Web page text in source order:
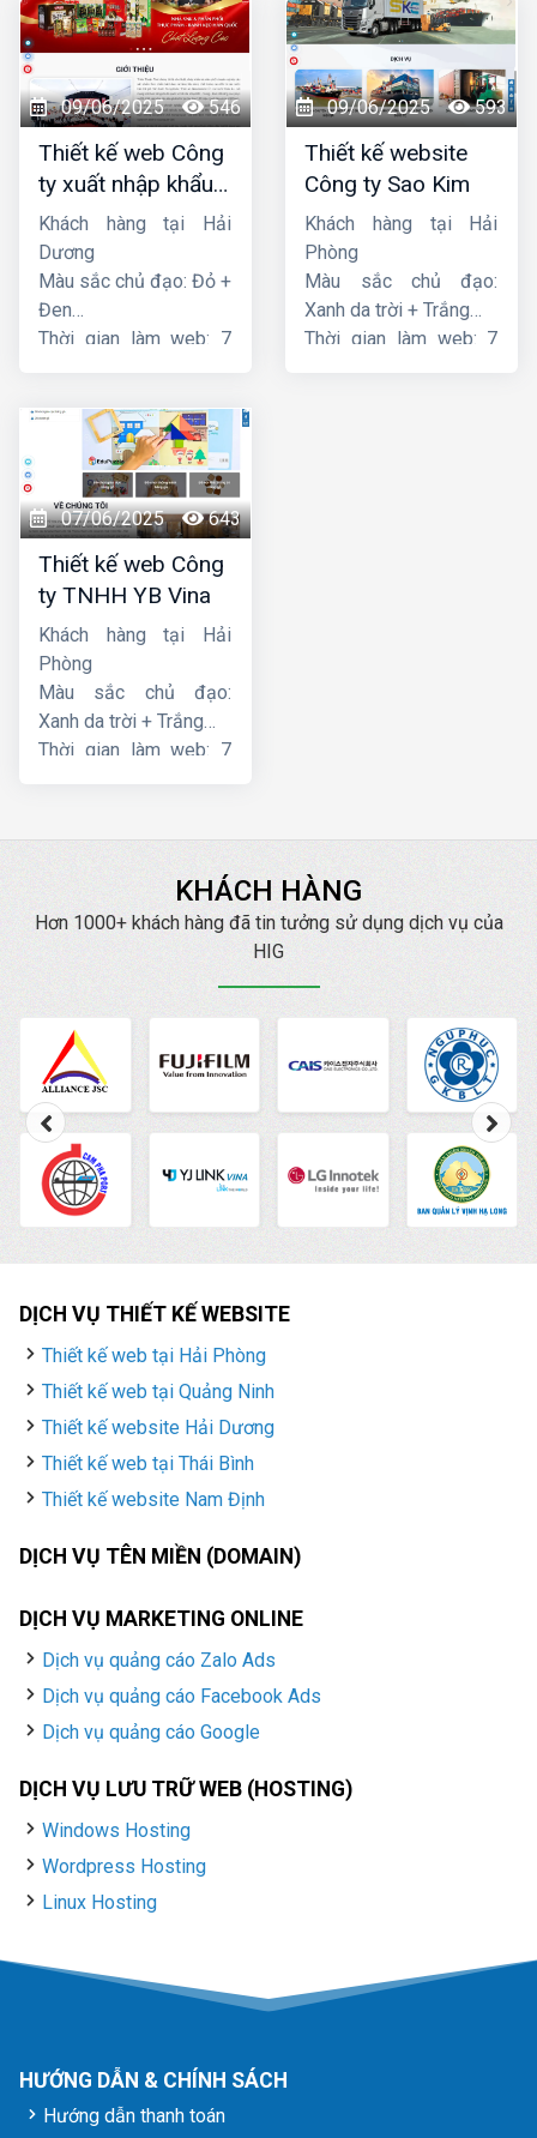
09/06/2025 546
Thiết kế web Công
ty xuất nhập khẩu
Thiên Thuận Phát
Khách hàng tại Hải
Dương
Màu sắc chủ đạo: Đỏ +
Đen
Thời gian làm web: 7
09/06/2025 593
Thiết kế website
Công ty Sao Kim
Khách hàng tại Hải
Phòng
Màu sắc chủ đạo:
Xanh da trời + Trắng
Thời gian làm web: 7
07/06/2025 643
Thiết kế web Công
ty TNHH YB Vina
Khách hàng tại Hải
Phòng
Màu sắc chủ đạo:
Xanh da trời + Trắng
Thời gian làm web: 7
KHÁCH HÀNG
Hơn 1000+ khách hàng đã tin tưởng sử dụng dịch vụ của
HIG
DỊCH VỤ THIẾT KẾ WEBSITE
Thiết kế web tại Hải Phòng
Thiết kế web tại Quảng Ninh
Thiết kế website Hải Dương
Thiết kế web tại Thái Bình
Thiết kế website Nam Định
DỊCH VỤ TÊN MIỀN (DOMAIN)
DỊCH VỤ MARKETING ONLINE
Dịch vụ quảng cáo Zalo Ads
Dịch vụ quảng cáo Facebook Ads
Dịch vụ quảng cáo Google
DỊCH VỤ LƯU TRỮ WEB (HOSTING)
Windows Hosting
Wordpress Hosting
Linux Hosting
HƯỚNG DẪN & CHÍNH SÁCH
Hướng dẫn thanh toán